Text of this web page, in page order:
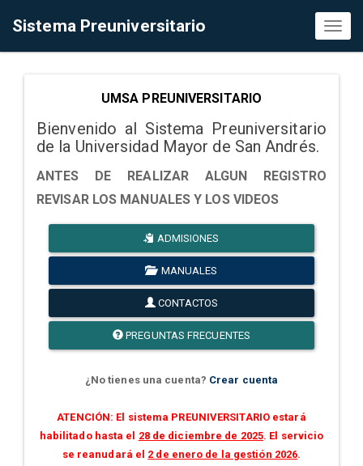
Sistema Preuniversitario
UMSA PREUNIVERSITARIO
Bienvenido al Sistema Preuniversitario
de la Universidad Mayor de San Andrés.
ANTES DE REALIZAR ALGUN REGISTRO
REVISAR LOS MANUALES Y LOS VIDEOS
ADMISIONES
MANUALES
CONTACTOS
PREGUNTAS FRECUENTES
¿No tienes una cuenta? Crear cuenta
ATENCIÓN: El sistema PREUNIVERSITARIO estará
habilitado hasta el 28 de diciembre de 2025. El servicio
se reanudará el 2 de enero de la gestión 2026.